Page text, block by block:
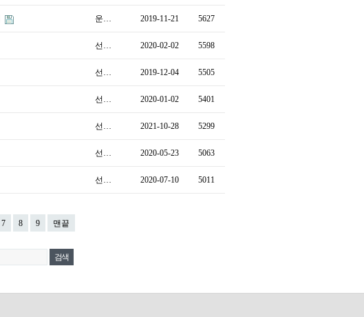
운… 2019-11-21 5627
선… 2020-02-02 5598
선… 2019-12-04 5505
선… 2020-01-02 5401
선… 2021-10-28 5299
선… 2020-05-23 5063
선… 2020-07-10 5011
7 8 9 맨끝